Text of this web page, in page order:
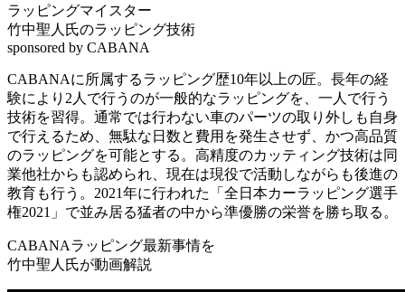
ラッピングマイスター
⽵中聖⼈氏のラッピング技術
sponsored by CABANA
CABANAに所属するラッピング歴10年以上の匠。長年の経
験により2人で行うのが一般的なラッピングを、一人で行う
技術を習得。通常では行わない車のパーツの取り外しも自身
で行えるため、無駄な日数と費用を発生させず、かつ高品質
のラッピングを可能とする。高精度のカッティング技術は同
業他社からも認められ、現在は現役で活動しながらも後進の
教育も行う。2021年に行われた「全日本カーラッピング選手
権2021」で並み居る猛者の中から準優勝の栄誉を勝ち取る。
CABANAラッピング最新事情を
⽵中聖⼈氏が動画解説